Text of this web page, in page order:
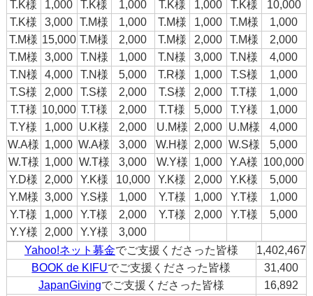
T.K様
1,000 T.K様 1,000 T.K様 1,000 T.K様
10,000
T.K様
3,000 T.M様 1,000 T.M様 1,000 T.M様
1,000
T.M様 15,000 T.M様 2,000 T.M様 2,000 T.M様
2,000
T.M様
3,000 T.N様 1,000 T.N様 3,000 T.N様
4,000
T.N様
4,000 T.N様 5,000 T.R様 1,000 T.S様
1,000
T.S様
2,000 T.S様 2,000 T.S様 2,000 T.T様
1,000
T.T様 10,000 T.T様 2,000 T.T様 5,000 T.Y様
1,000
T.Y様
1,000 U.K様 2,000 U.M様 2,000 U.M様
4,000
W.A様 1,000 W.A様 3,000 W.H様 2,000 W.S様
5,000
W.T様 1,000 W.T様 3,000 W.Y様 1,000 Y.A様 100,000
Y.D様
2,000 Y.K様 10,000 Y.K様 2,000 Y.K様
5,000
Y.M様
3,000 Y.S様 1,000 Y.T様 1,000 Y.T様
1,000
Y.T様
1,000 Y.T様 2,000 Y.T様 2,000 Y.T様
5,000
Y.Y様
2,000 Y.Y様
3,000
Yahoo!ネット募金でご支援くださった皆様
1,402,467
BOOK de KIFUでご支援くださった皆様
31,400
JapanGivingでご支援くださった皆様
16,892